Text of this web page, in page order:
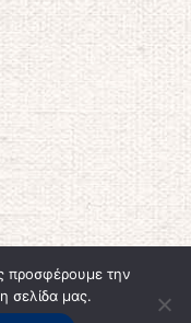
προσφέρουμε την
σελίδα μας.